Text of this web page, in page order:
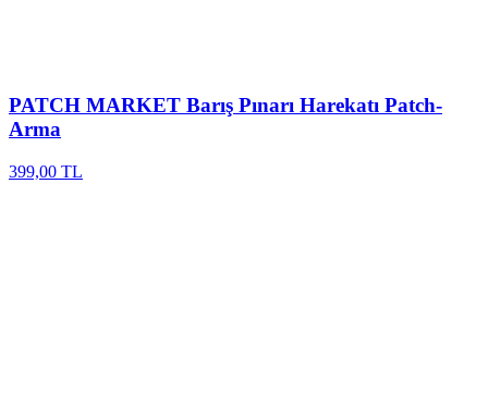
PATCH MARKET Barış Pınarı Harekatı Patch-
Arma
399,00 TL